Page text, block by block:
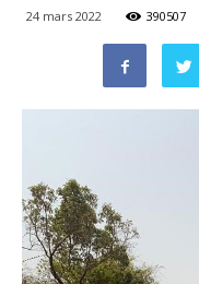
24 mars 2022 390507